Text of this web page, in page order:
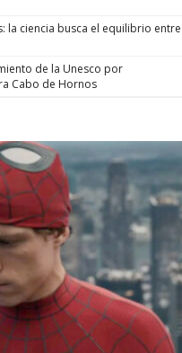
la ciencia busca el equilibrio entre
de la Unesco por
Cabo de Hornos